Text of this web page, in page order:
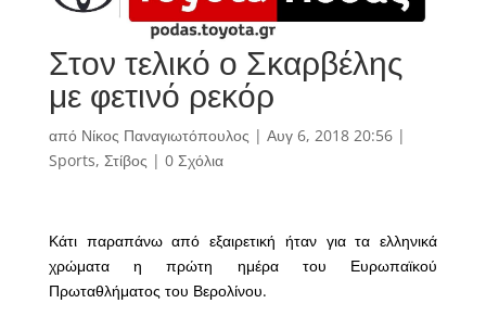
Στον τελικό ο Σκαρβέλης
με φετινό ρεκόρ
από Νίκος Παναγιωτόπουλος | Αυγ 6, 2018 20:56|
Sports, Στίβος | 0 Σχόλια
Κάτι παραπάνω από εξαιρετική ήταν για τα ελληνικά
χρώματα η πρώτη ημέρα του Ευρωπαϊκού
Πρωταθλήματος του Βερολίνου.